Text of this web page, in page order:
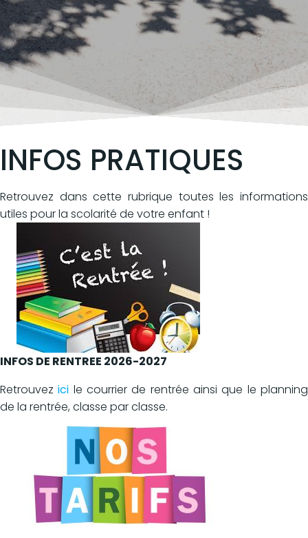
INFOS PRATIQUES
Retrouvez dans cette rubrique toutes les informations
utiles pour la scolarité de votre enfant !
INFOS DE RENTREE 2026-2027
Retrouvezici le courrier de rentrée ainsi que le planning
de la rentrée, classe par classe.